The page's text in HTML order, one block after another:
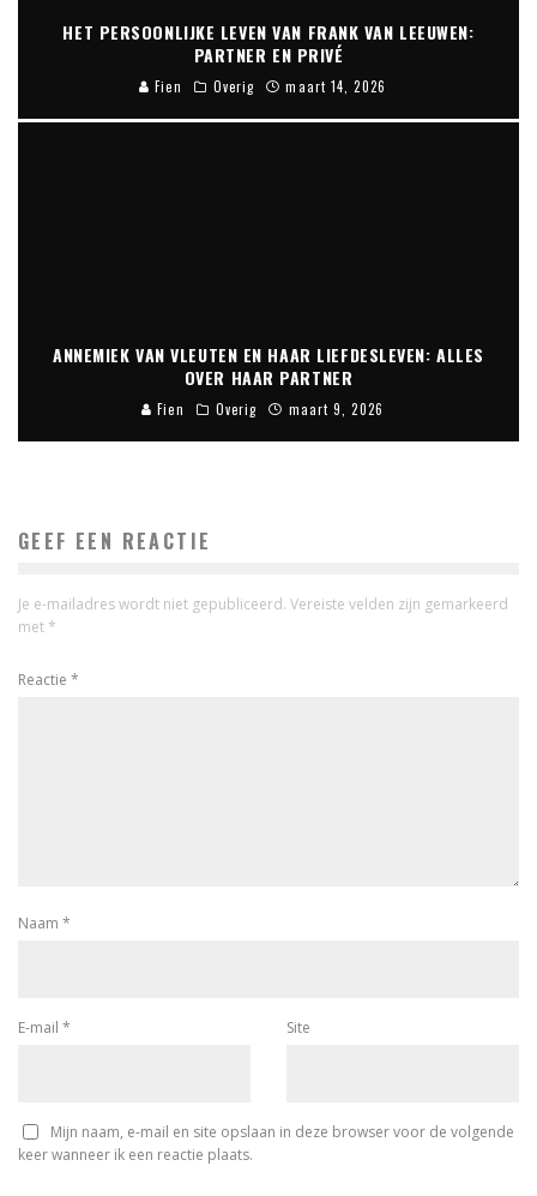
HET PERSOONLIJKE LEVEN VAN FRANK VAN LEEUWEN:
PARTNER EN PRIVÉ
Fien Overig maart 14, 2026
ANNEMIEK VAN VLEUTEN EN HAAR LIEFDESLEVEN: ALLES
OVER HAAR PARTNER
Fien Overig maart 9, 2026
GEEF EEN REACTIE
Je e-mailadres wordt niet gepubliceerd. Vereiste velden zijn gemarkeerd
met *
Reactie *
Naam *
E-mail * Site
Mijn naam, e-mail en site opslaan in deze browser voor de volgende
keer wanneer ik een reactie plaats.